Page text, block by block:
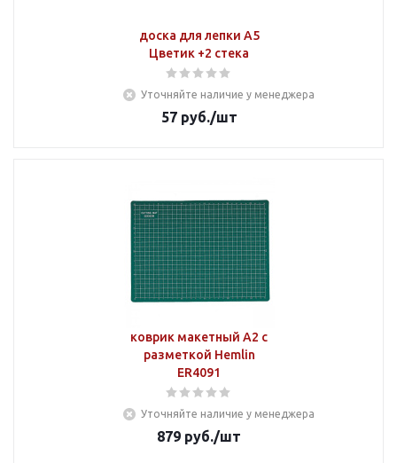
доска для лепки А5
Цветик +2 стека
Уточняйте наличие у менеджера
57руб./шт
коврик макетный А2 с
разметкой Hemlin
ER4091
Уточняйте наличие у менеджера
879 руб./шт